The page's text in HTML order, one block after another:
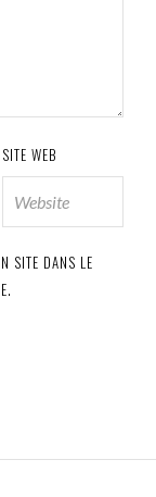
SITE WEB
SITE DANS LE